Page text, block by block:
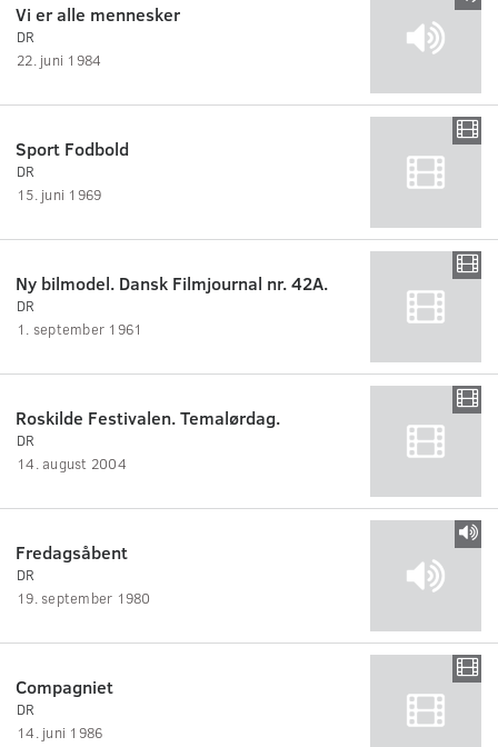
Vi er alle mennesker
DR
22. juni 1984
Sport Fodbold
DR
15. juni 1969
Ny bilmodel. Dansk Filmjournal nr. 42A.
DR
1. september 1961
Roskilde Festivalen. Temalørdag.
DR
14. august 2004
Fredagsåbent
DR
19. september 1980
Compagniet
DR
14. juni 1986